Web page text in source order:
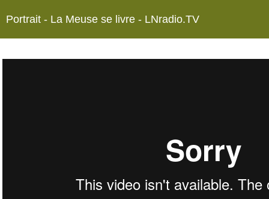
Portrait - La Meuse se livre - LNradio.TV